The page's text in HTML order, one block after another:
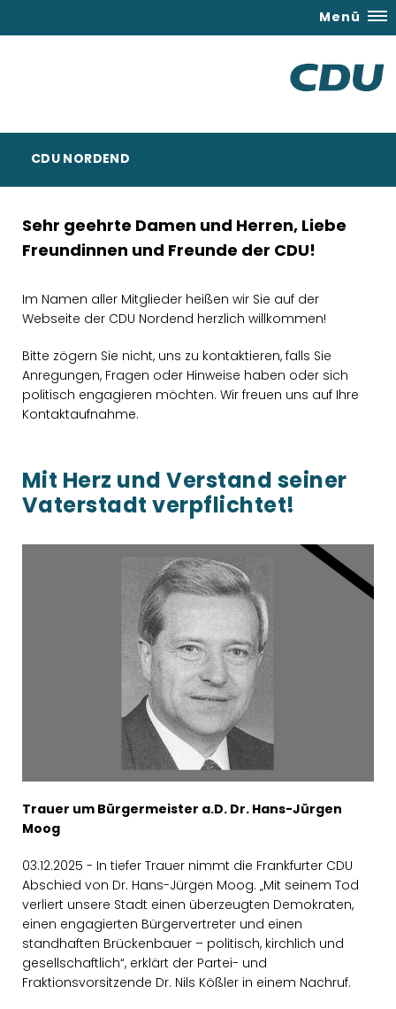
Menü
CDU NORDEND
Sehr geehrte Damen und Herren, Liebe
Freundinnen und Freunde der CDU!
Im Namen aller Mitglieder heißen wir Sie auf der
Webseite der CDU Nordend herzlich willkommen!
Bitte zögern Sie nicht, uns zu kontaktieren, falls Sie
Anregungen, Fragen oder Hinweise haben oder sich
politisch engagieren möchten. Wir freuen uns auf Ihre
Kontaktaufnahme.
Mit Herz und Verstand seiner
Vaterstadt verpflichtet!
Trauer um Bürgermeister a.D. Dr. Hans-Jürgen
Moog
03.12.2025 - In tiefer Trauer nimmt die Frankfurter CDU
Abschied von Dr. Hans-Jürgen Moog. „Mit seinem Tod
verliert unsere Stadt einen überzeugten Demokraten,
einen engagierten Bürgervertreter und einen
standhaften Brückenbauer – politisch, kirchlich und
gesellschaftlich“, erklärt der Partei- und
Fraktionsvorsitzende Dr. Nils Kößler in einem Nachruf.